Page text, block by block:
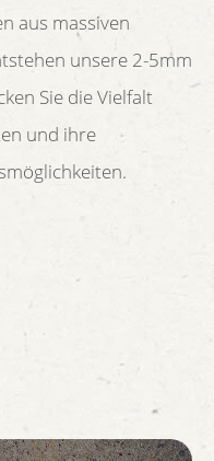
aus massiven
unsere 2-5mm
Sie die Vielfalt
und ihre